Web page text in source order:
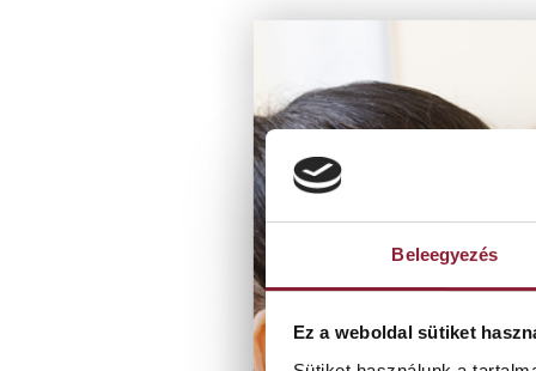
Beleegyezés
Ez a weboldal sütiket